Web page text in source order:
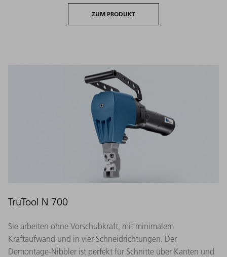
ZUM PRODUKT
TruTool N 700
Sie arbeiten ohne Vorschubkraft, mit minimalem
Kraftaufwand und in vier Schneidrichtungen. Der
Demontage-Nibbler ist perfekt für Schnitte über Kanten und